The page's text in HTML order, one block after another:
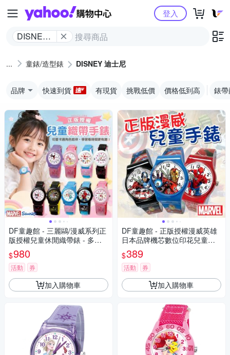
Yahoo購物中心
DISNEY
登入
童錶/造型錶 DISNEY 迪士尼
品牌 快速到貨 有現貨 挑戰低價 價格低到高 錶
DF童趣館 - 三麗鷗/漫威系列正
版授權兒童休閒織帶錶 - 多款
可選
$980
活動 券
加入購物車
DF童趣館 - 正版授權漫威英雄
日本品牌機芯數位印花兒童手
錶
$389
活動 券
加入購物車